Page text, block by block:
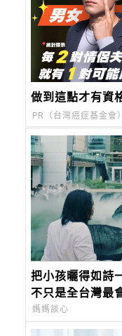
做到這點才有資
PR（台灣癌症基金會）
把小孩曬得如詩
不只是全台灣最
美得超有靈氣
媽媽談心